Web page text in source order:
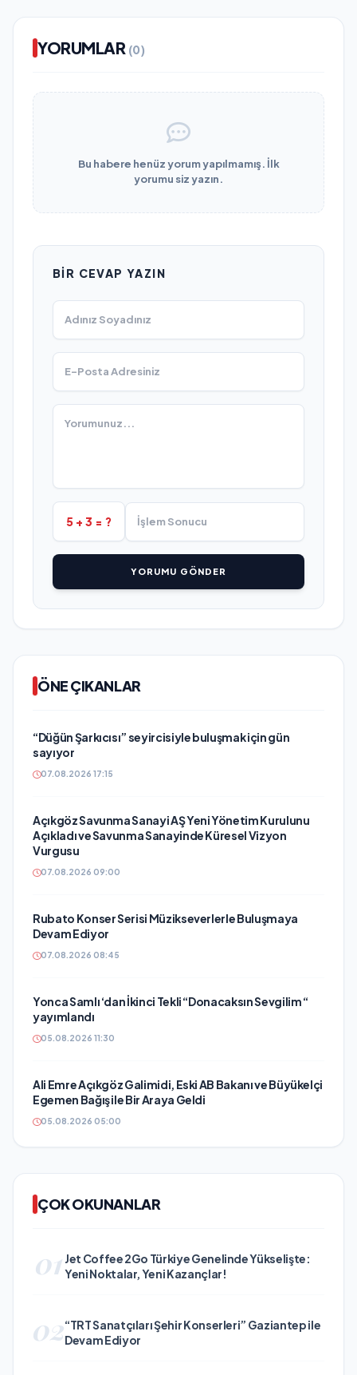
YORUMLAR (0)
Bu habere henüz yorum yapılmamış. İlk
yorumu siz yazın.
BIR CEVAP YAZIN
5 + 3 = ?
YORUMU GÖNDER
ÖNE ÇIKANLAR
“Düğün Şarkıcısı” seyircisiyle buluşmak için gün
sayıyor
07.08.2026 17:15
Açıkgöz Savunma Sanayi AŞ Yeni Yönetim Kurulunu
Açıkladı ve Savunma Sanayinde Küresel Vizyon
Vurgusu
07.08.2026 09:00
Rubato Konser Serisi Müzikseverlerle Buluşmaya
Devam Ediyor
07.08.2026 08:45
Yonca Samlı ‘dan İkinci Tekli “Donacaksın Sevgilim “
yayımlandı
05.08.2026 11:30
Ali Emre Açıkgöz Galimidi, Eski AB Bakanı ve Büyükelçi
Egemen Bağış ile Bir Araya Geldi
05.08.2026 05:00
ÇOK OKUNANLAR
01 Jet Coffee 2Go Türkiye Genelinde Yükselişte:
Yeni Noktalar, Yeni Kazançlar!
02“TRT Sanatçıları Şehir Konserleri” Gaziantep ile
Devam Ediyor